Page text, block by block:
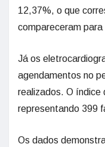
12,37%, o que
compareceram
Já os
agendamentos no
realizados. O
representando 399
Os dados